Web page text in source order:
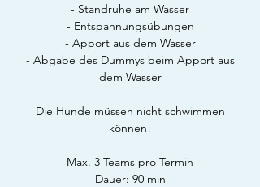
- Standruhe am Wasser
- Entspannungsübungen
- Apport aus dem Wasser
- Abgabe des Dummys beim Apport aus
dem Wasser
Die Hunde müssen nicht schwimmen
können!
Max. 3 Teams pro Termin
Dauer: 90 min